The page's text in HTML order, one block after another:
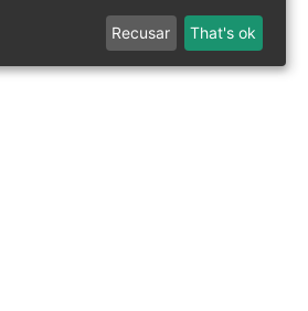
Recusar That's ok